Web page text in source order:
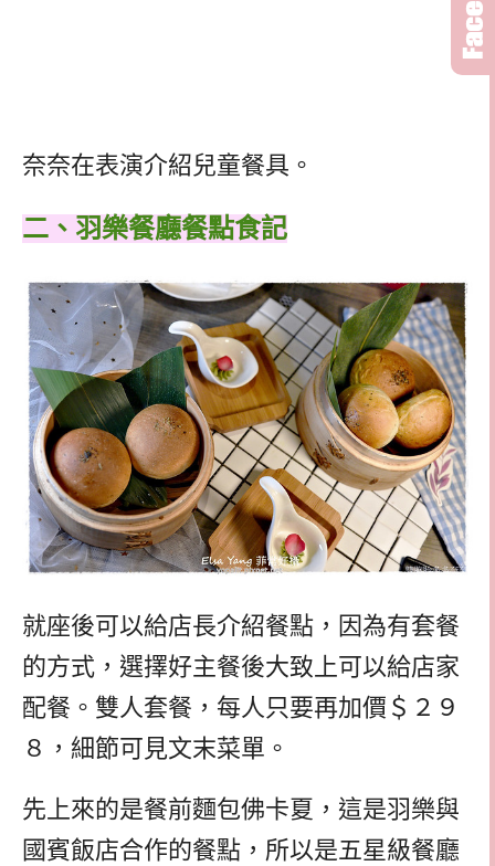
奈奈在表演介紹兒童餐具。
二、羽樂餐廳餐點食記
就座後可以給店長介紹餐點，因為有套餐
的方式，選擇好主餐後大致上可以給店家
配餐。雙人套餐，每人只要再加價＄２９
８，細節可見文末菜單。
先上來的是餐前麵包佛卡夏，這是羽樂與
國賓飯店合作的餐點，所以是五星級餐廳